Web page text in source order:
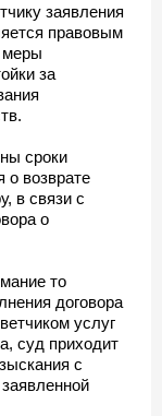
заявления
правовым
меры
за
сроки
о возврате
в связи с
о
то
договора
услуг
суд приходит
с